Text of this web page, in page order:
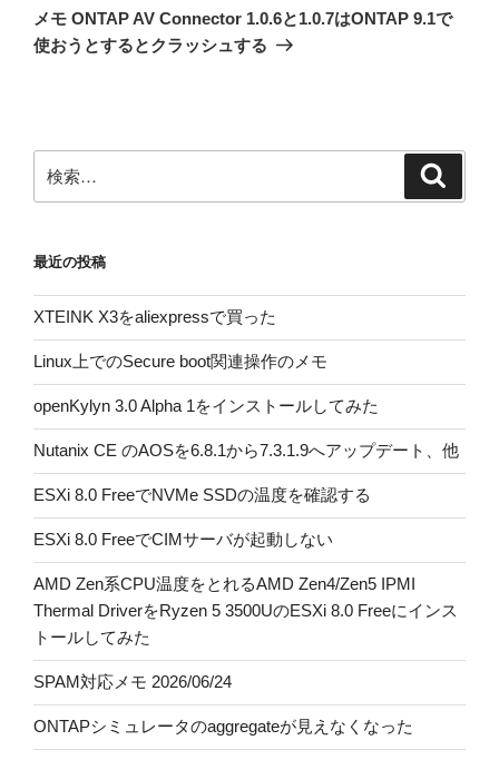
ー
シ
の
投
メモ ONTAP AV Connector 1.0.6と1.0.7はONTAP 9.1で
使おうとするとクラッシュする
索:
最近の投稿
XTEINK X3をaliexpressで買った
Linux上でのSecure boot関連操作のメモ
openKylyn 3.0 Alpha 1をインストールしてみた
Nutanix CE のAOSを6.8.1から7.3.1.9へアップデート、他
ESXi 8.0 FreeでNVMe SSDの温度を確認する
ESXi 8.0 FreeでCIMサーバが起動しない
AMD Zen系CPU温度をとれるAMD Zen4/Zen5 IPMI
Thermal DriverをRyzen 5 3500UのESXi 8.0 Freeにインス
トールしてみた
SPAM対応メモ 2026/06/24
ONTAPシミュレータのaggregateが見えなくなった